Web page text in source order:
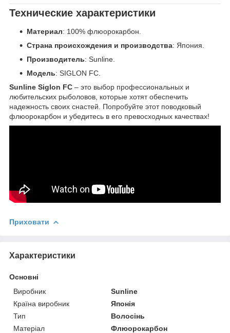
Технические характеристики
Материал: 100% флюорокарбон.
Страна происхождения и производства: Япония.
Производитель: Sunline.
Модель: SIGLON FC.
Sunline Siglon FC – это выбор профессиональных и
любительских рыболовов, которые хотят обеспечить
надежность своих снастей. Попробуйте этот поводковый
флюорокарбон и убедитесь в его превосходных качествах!
Приховати
Характеристики
Основні
Виробник
Sunline
Країна виробник
Японія
Тип
Волосінь
Матеріал
Флюорокарбон